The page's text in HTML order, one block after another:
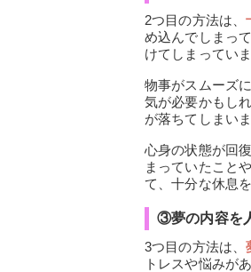
2つ目の方法は、
め込んでしまっ
けてしまってい
物事がスムーズ
気が必要かもし
が落ちてしまい
心身の状態が回
まっていたこと
て、十分な休息
③夢の内容を
3つ目の方法は、
トレスや悩みが